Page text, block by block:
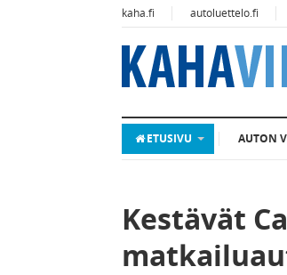
kaha.fi autoluettelo.fi
ETUSIVU AUTON
Kestävät